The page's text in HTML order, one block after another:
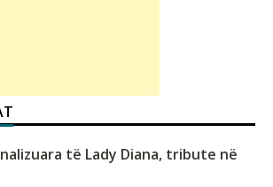
të Lady Diana, tribute në